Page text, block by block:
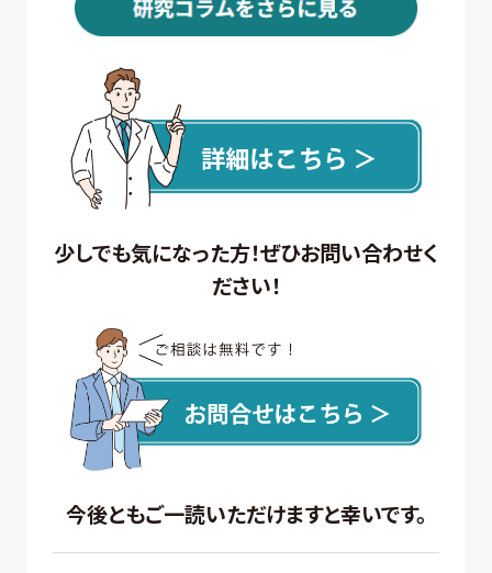
少しでも気になった方！ぜひお問い合わせく
ださい！
今後ともご一読いただけますと幸いです。